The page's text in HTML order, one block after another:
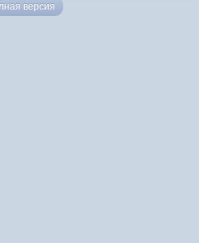
версия